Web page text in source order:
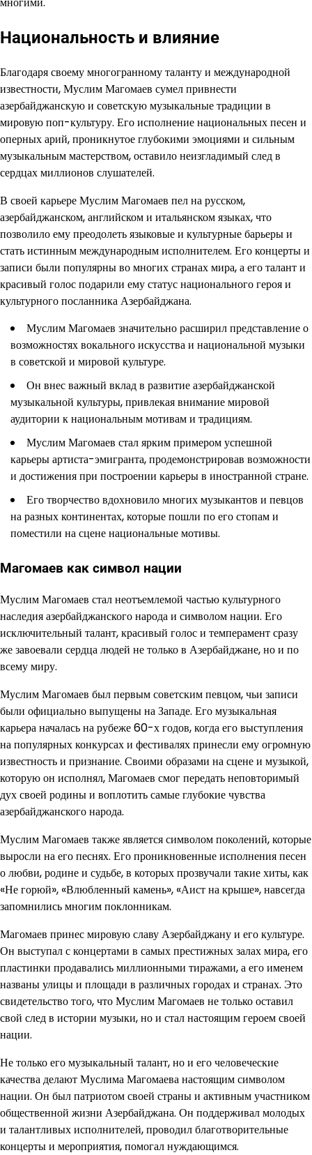
Национальность и влияние
Благодаря своему многогранному таланту и международной
известности, Муслим Магомаев сумел привнести
азербайджанскую и советскую музыкальные традиции в
мировую поп-культуру. Его исполнение национальных песен и
оперных арий, проникнутое глубокими эмоциями и сильным
музыкальным мастерством, оставило неизгладимый след в
сердцах миллионов слушателей.
В своей карьере Муслим Магомаев пел на русском,
азербайджанском, английском и итальянском языках, что
позволило ему преодолеть языковые и культурные барьеры и
стать истинным международным исполнителем. Его концерты и
записи были популярны во многих странах мира, а его талант и
красивый голос подарили ему статус национального героя и
культурного посланника Азербайджана.
Муслим Магомаев значительно расширил представление о
возможностях вокального искусства и национальной музыки
в советской и мировой культуре.
Он внес важный вклад в развитие азербайджанской
музыкальной культуры, привлекая внимание мировой
аудитории к национальным мотивам и традициям.
Муслим Магомаев стал ярким примером успешной
карьеры артиста-эмигранта, продемонстрировав возможности
и достижения при построении карьеры в иностранной стране.
Его творчество вдохновило многих музыкантов и певцов
на разных континентах, которые пошли по его стопам и
поместили на сцене национальные мотивы.
Магомаев как символ нации
Муслим Магомаев стал неотъемлемой частью культурного
наследия азербайджанского народа и символом нации. Его
исключительный талант, красивый голос и темперамент сразу
же завоевали сердца людей не только в Азербайджане, но и по
всему миру.
Муслим Магомаев был первым советским певцом, чьи записи
были официально выпущены на Западе. Его музыкальная
карьера началась на рубеже 60-х годов, когда его выступления
на популярных конкурсах и фестивалях принесли ему огромную
известность и признание. Своими образами на сцене и музыкой,
которую он исполнял, Магомаев смог передать неповторимый
дух своей родины и воплотить самые глубокие чувства
азербайджанского народа.
Муслим Магомаев также является символом поколений, которые
выросли на его песнях. Его проникновенные исполнения песен
о любви, родине и судьбе, в которых прозвучали такие хиты, как
«Не горюй», «Влюбленный камень», «Аист на крыше», навсегда
запомнились многим поклонникам.
Магомаев принес мировую славу Азербайджану и его культуре.
Он выступал с концертами в самых престижных залах мира, его
пластинки продавались миллионными тиражами, а его именем
названы улицы и площади в различных городах и странах. Это
свидетельство того, что Муслим Магомаев не только оставил
свой след в истории музыки, но и стал настоящим героем своей
нации.
Не только его музыкальный талант, но и его человеческие
качества делают Муслима Магомаева настоящим символом
нации. Он был патриотом своей страны и активным участником
общественной жизни Азербайджана. Он поддерживал молодых
и талантливых исполнителей, проводил благотворительные
концерты и мероприятия, помогал нуждающимся.